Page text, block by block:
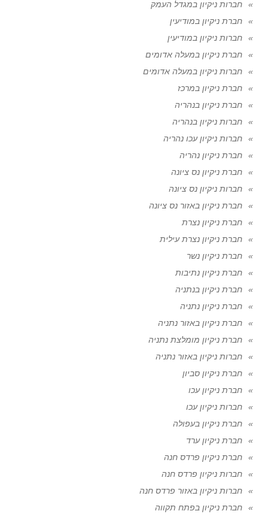
חברות ניקיון במגדל העמק
חברת ניקיון במודיעין
חברות ניקיון במודיעין
חברת ניקיון במעלה אדומים
חברות ניקיון במעלה אדומים
חברת ניקיון במרכז
חברת ניקיון בנהריה
חברות ניקיון בנהריה
חברות ניקיון עכו נהריה
חברת ניקיון נהריה
חברת ניקיון נס ציונה
חברות ניקיון נס ציונה
חברת ניקיון באזור נס ציונה
חברת ניקיון נצרת
חברת ניקיון נצרת עילית
חברת ניקיון נשר
חברת ניקיון נתיבות
חברת ניקיון בנתניה
חברת ניקיון נתניה
חברת ניקיון באזור נתניה
חברת ניקיון מומלצת נתניה
חברות ניקיון באזור נתניה
חברת ניקיון סביון
חברת ניקיון עכו
חברות ניקיון עכו
חברת ניקיון בעפולה
חברת ניקיון ערד
חברת ניקיון פרדס חנה
חברות ניקיון פרדס חנה
חברות ניקיון באזור פרדס חנה
חברת ניקיון בפתח תקווה